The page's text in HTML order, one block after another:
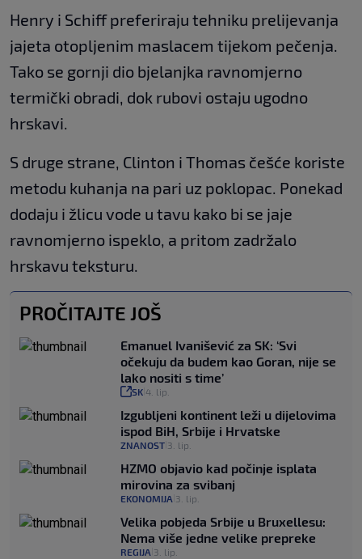
Henry i Schiff preferiraju tehniku prelijevanja
jajeta otopljenim maslacem tijekom pečenja.
Tako se gornji dio bjelanjka ravnomjerno
termički obradi, dok rubovi ostaju ugodno
hrskavi.
S druge strane, Clinton i Thomas češće koriste
metodu kuhanja na pari uz poklopac. Ponekad
dodaju i žlicu vode u tavu kako bi se jaje
ravnomjerno ispeklo, a pritom zadržalo
hrskavu teksturu.
PROČITAJTE JOŠ
Emanuel Ivanišević za SK: ‘Svi
očekuju da budem kao Goran, nije se
lako nositi s time’
SK 4. lip.
Izgubljeni kontinent leži u dijelovima
ispod BiH, Srbije i Hrvatske
ZNANOST 3. lip.
HZMO objavio kad počinje isplata
mirovina za svibanj
EKONOMIJA 3. lip.
Velika pobjeda Srbije u Bruxellesu:
Nema više jedne velike prepreke
REGIJA 3. lip.